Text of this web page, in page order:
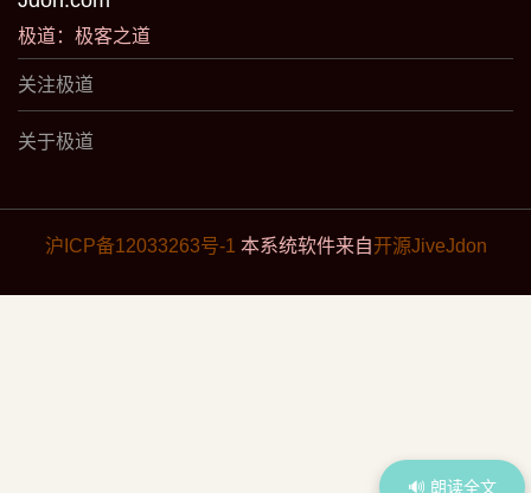
极道：极客之道
关注极道
关于极道
沪ICP备12033263号-1 本系统软件来自开源JiveJdon
🔊 朗读全文